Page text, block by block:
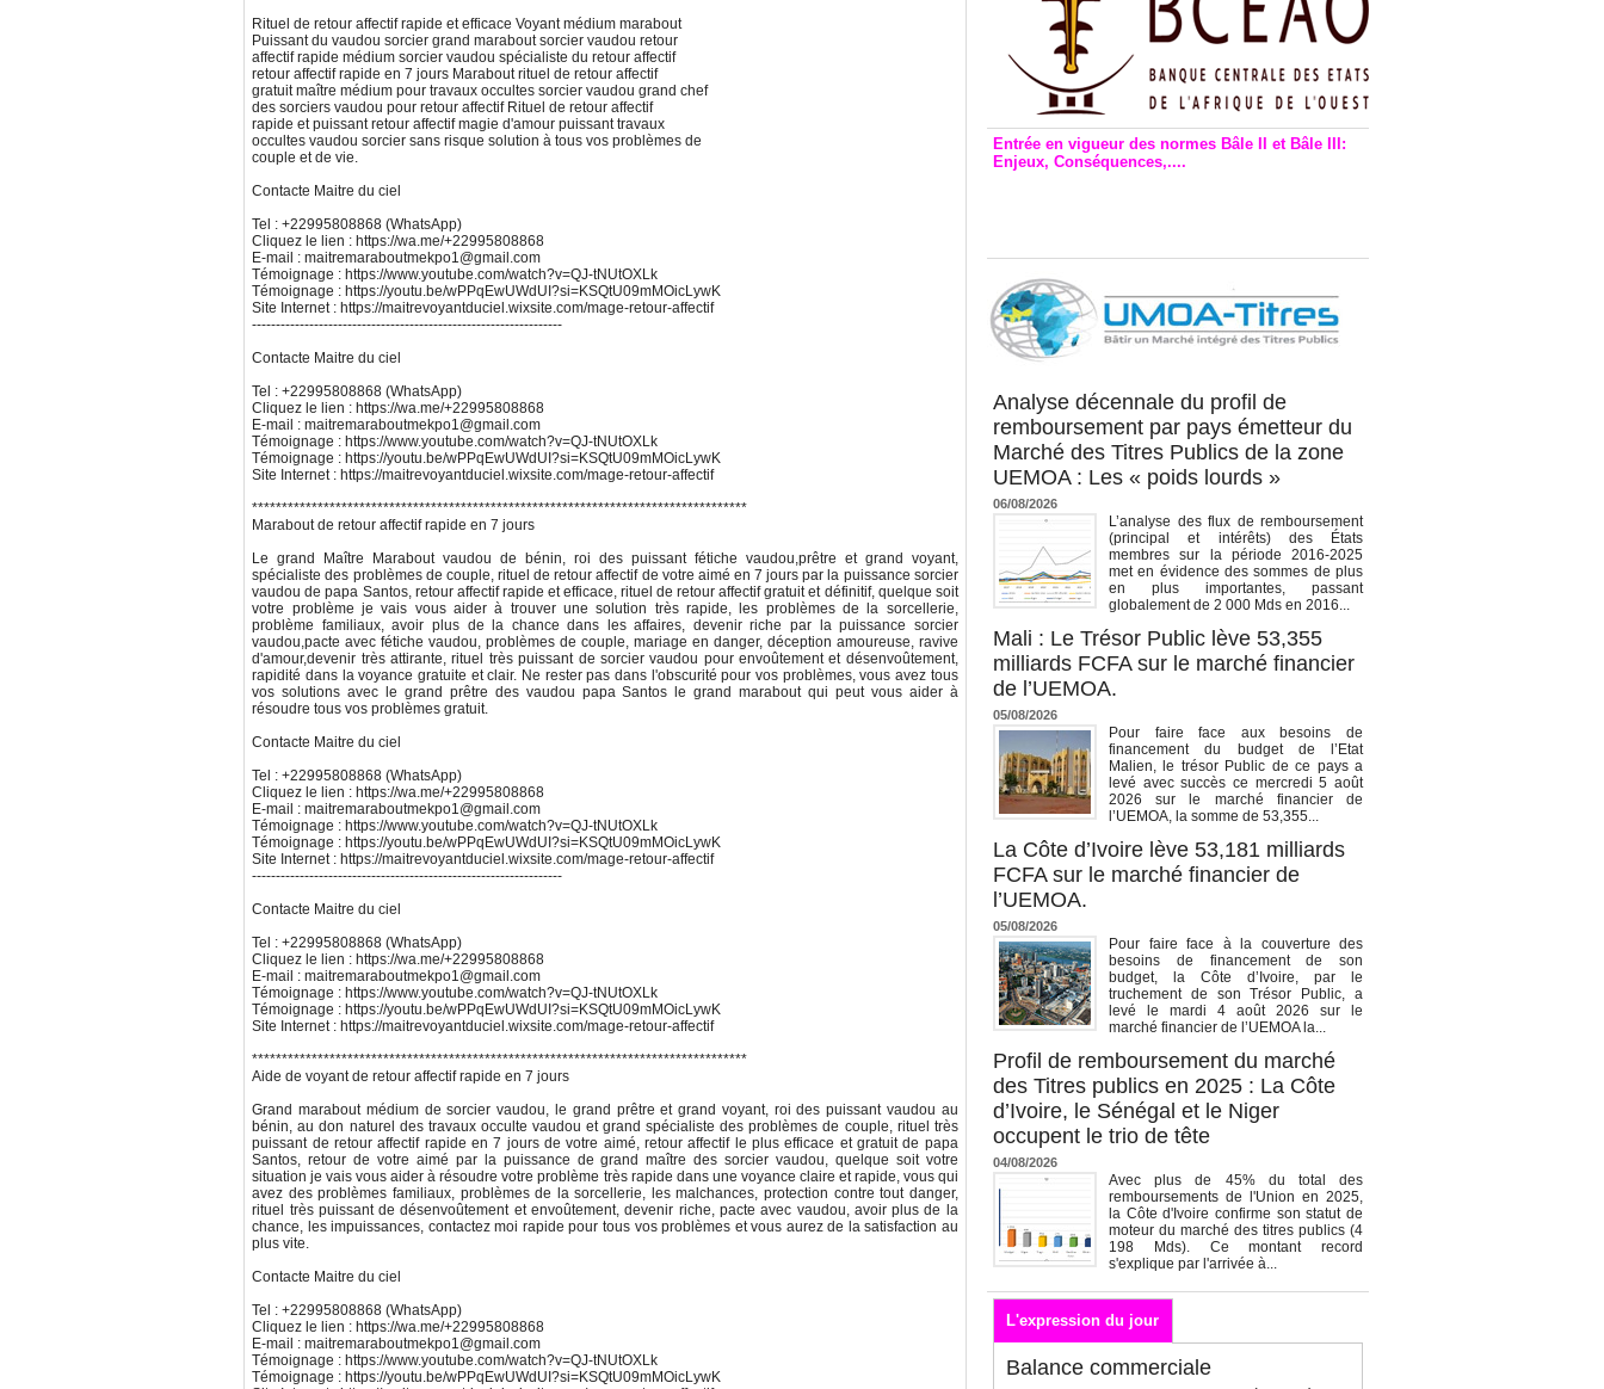
Rituel de retour affectif rapide et efficace Voyant médium marabout
Puissant du vaudou sorcier grand marabout sorcier vaudou retour
affectif rapide médium sorcier vaudou spécialiste du retour affectif
retour affectif rapide en 7 jours Marabout rituel de retour affectif
gratuit maître médium pour travaux occultes sorcier vaudou grand chef
des sorciers vaudou pour retour affectif Rituel de retour affectif
rapide et puissant retour affectif magie d'amour puissant travaux
occultes vaudou sorcier sans risque solution à tous vos problèmes de
couple et de vie.
Contacte Maitre du ciel
Tel : +22995808868 (WhatsApp)
Cliquez le lien : https://wa.me/+22995808868
E-mail : maitremaraboutmekpo1@gmail.com
Témoignage : https://www.youtube.com/watch?v=QJ-tNUtOXLk
Témoignage : https://youtu.be/wPPqEwUWdUI?si=KSQtU09mMOicLywK
Site Internet : https://maitrevoyantduciel.wixsite.com/mage-retour-affectif
-----------------------------------------------------------------
Contacte Maitre du ciel
Tel : +22995808868 (WhatsApp)
Cliquez le lien : https://wa.me/+22995808868
E-mail : maitremaraboutmekpo1@gmail.com
Témoignage : https://www.youtube.com/watch?v=QJ-tNUtOXLk
Témoignage : https://youtu.be/wPPqEwUWdUI?si=KSQtU09mMOicLywK
Site Internet : https://maitrevoyantduciel.wixsite.com/mage-retour-affectif
***********************************************************************************
Marabout de retour affectif rapide en 7 jours
Le grand Maître Marabout vaudou de bénin, roi des puissant fétiche vaudou,prêtre et grand voyant,
spécialiste des problèmes de couple, rituel de retour affectif de votre aimé en 7 jours par la puissance sorcier
vaudou de papa Santos, retour affectif rapide et efficace, rituel de retour affectif gratuit et définitif, quelque soit
votre problème je vais vous aider à trouver une solution très rapide, les problèmes de la sorcellerie,
problème familiaux, avoir plus de la chance dans les affaires, devenir riche par la puissance sorcier
vaudou,pacte avec fétiche vaudou, problèmes de couple, mariage en danger, déception amoureuse, ravive
d'amour,devenir très attirante, rituel très puissant de sorcier vaudou pour envoûtement et désenvoûtement,
rapidité dans la voyance gratuite et clair. Ne rester pas dans l'obscurité pour vos problèmes, vous avez tous
vos solutions avec le grand prêtre des vaudou papa Santos le grand marabout qui peut vous aider à
résoudre tous vos problèmes gratuit.
Contacte Maitre du ciel
Tel : +22995808868 (WhatsApp)
Cliquez le lien : https://wa.me/+22995808868
E-mail : maitremaraboutmekpo1@gmail.com
Témoignage : https://www.youtube.com/watch?v=QJ-tNUtOXLk
Témoignage : https://youtu.be/wPPqEwUWdUI?si=KSQtU09mMOicLywK
Site Internet : https://maitrevoyantduciel.wixsite.com/mage-retour-affectif
-----------------------------------------------------------------
Contacte Maitre du ciel
Tel : +22995808868 (WhatsApp)
Cliquez le lien : https://wa.me/+22995808868
E-mail : maitremaraboutmekpo1@gmail.com
Témoignage : https://www.youtube.com/watch?v=QJ-tNUtOXLk
Témoignage : https://youtu.be/wPPqEwUWdUI?si=KSQtU09mMOicLywK
Site Internet : https://maitrevoyantduciel.wixsite.com/mage-retour-affectif
***********************************************************************************
Aide de voyant de retour affectif rapide en 7 jours
Grand marabout médium de sorcier vaudou, le grand prêtre et grand voyant, roi des puissant vaudou au
bénin, au don naturel des travaux occulte vaudou et grand spécialiste des problèmes de couple, rituel très
puissant de retour affectif rapide en 7 jours de votre aimé, retour affectif le plus efficace et gratuit de papa
Santos, retour de votre aimé par la puissance de grand maître des sorcier vaudou, quelque soit votre
situation je vais vous aider à résoudre votre problème très rapide dans une voyance claire et rapide, vous qui
avez des problèmes familiaux, problèmes de la sorcellerie, les malchances, protection contre tout danger,
rituel très puissant de désenvoûtement et envoûtement, devenir riche, pacte avec vaudou, avoir plus de la
chance, les impuissances, contactez moi rapide pour tous vos problèmes et vous aurez de la satisfaction au
plus vite.
Contacte Maitre du ciel
Tel : +22995808868 (WhatsApp)
Cliquez le lien : https://wa.me/+22995808868
E-mail : maitremaraboutmekpo1@gmail.com
Témoignage : https://www.youtube.com/watch?v=QJ-tNUtOXLk
Témoignage : https://youtu.be/wPPqEwUWdUI?si=KSQtU09mMOicLywK
Entrée en vigueur des normes Bâle II et Bâle III:
Enjeux, Conséquences,....
Analyse décennale du profil de
remboursement par pays émetteur du
Marché des Titres Publics de la zone
UEMOA : Les « poids lourds »
06/08/2026
L’analyse des flux de remboursement
(principal et intérêts) des États
membres sur la période 2016-2025
met en évidence des sommes de plus
en plus importantes, passant
globalement de 2 000 Mds en 2016...
Mali : Le Trésor Public lève 53,355
milliards FCFA sur le marché financier
de l’UEMOA.
05/08/2026
Pour faire face aux besoins de
financement du budget de l’Etat
Malien, le trésor Public de ce pays a
levé avec succès ce mercredi 5 août
2026 sur le marché financier de
l’UEMOA, la somme de 53,355...
La Côte d’Ivoire lève 53,181 milliards
FCFA sur le marché financier de
l’UEMOA.
05/08/2026
Pour faire face à la couverture des
besoins de financement de son
budget, la Côte d’Ivoire, par le
truchement de son Trésor Public, a
levé le mardi 4 août 2026 sur le
marché financier de l’UEMOA la...
Profil de remboursement du marché
des Titres publics en 2025 : La Côte
d’Ivoire, le Sénégal et le Niger
occupent le trio de tête
04/08/2026
Avec plus de 45% du total des
remboursements de l'Union en 2025,
la Côte d'Ivoire confirme son statut de
moteur du marché des titres publics (4
198 Mds). Ce montant record
s'explique par l'arrivée à...
L'expression du jour
Balance commerciale